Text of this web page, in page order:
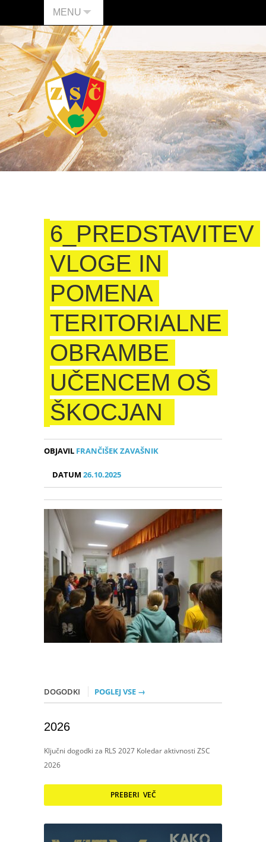
MENU
6_PREDSTAVITEV
VLOGE IN
POMENA
TERITORIALNE
OBRAMBE
UČENCEM OŠ
ŠKOCJAN
OBJAVIL FRANČIŠEK ZAVAŠNIK
DATUM26.10.2025
DOGODKI POGLEJ VSE →
2026
Ključni dogodki za RLS 2027 Koledar aktivnosti ZSC
2026
PREBERI VEČ